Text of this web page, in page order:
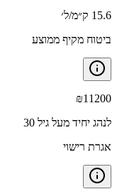
15.6 ק״מ/ל׳
ביטוח מקיף ממוצע
₪11200
לנהג יחיד מעל גיל 30
אגרת רישוי